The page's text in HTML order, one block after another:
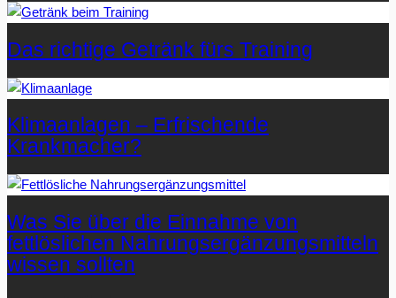
Das richtige Getränk fürs Training
Klimaanlagen – Erfrischende
Krankmacher?
Was Sie über die Einnahme von
fettlöslichen Nahrungsergänzungsmitteln
wissen sollten